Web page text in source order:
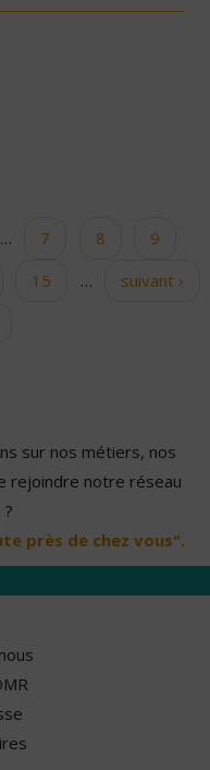
… 7 8
9
15 …
suivant ›
sur nos métiers, nos
rejoindre notre réseau
près de chez vous".